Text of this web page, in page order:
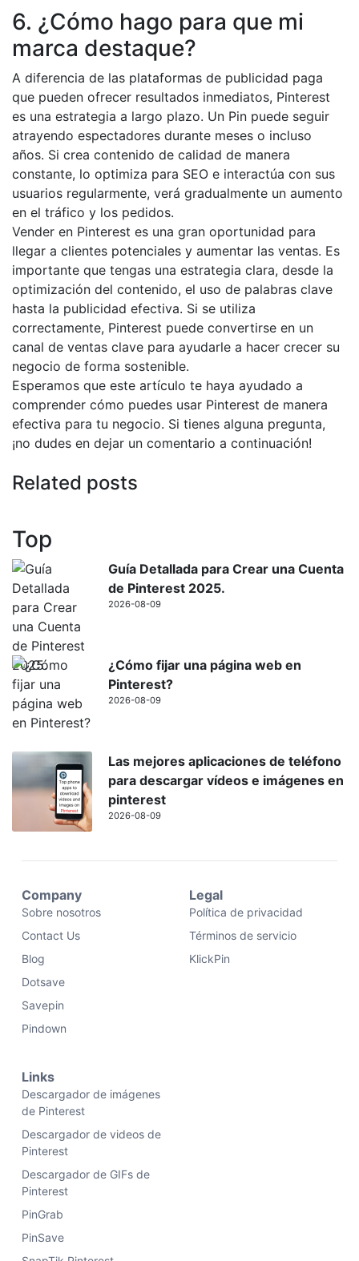
6. ¿Cómo hago para que mi
marca destaque?
A diferencia de las plataformas de publicidad paga
que pueden ofrecer resultados inmediatos, Pinterest
es una estrategia a largo plazo. Un Pin puede seguir
atrayendo espectadores durante meses o incluso
años. Si crea contenido de calidad de manera
constante, lo optimiza para SEO e interactúa con sus
usuarios regularmente, verá gradualmente un aumento
en el tráfico y los pedidos.
Vender en Pinterest es una gran oportunidad para
llegar a clientes potenciales y aumentar las ventas. Es
importante que tengas una estrategia clara, desde la
optimización del contenido, el uso de palabras clave
hasta la publicidad efectiva. Si se utiliza
correctamente, Pinterest puede convertirse en un
canal de ventas clave para ayudarle a hacer crecer su
negocio de forma sostenible.
Esperamos que este artículo te haya ayudado a
comprender cómo puedes usar Pinterest de manera
efectiva para tu negocio. Si tienes alguna pregunta,
¡no dudes en dejar un comentario a continuación!
Related posts
Top
Guía Detallada para Crear una Cuenta
de Pinterest 2025.
2026-08-09
¿Cómo fijar una página web en
Pinterest?
2026-08-09
Las mejores aplicaciones de teléfono
para descargar vídeos e imágenes en
pinterest
2026-08-09
Company
Sobre nosotros
Contact Us
Blog
Dotsave
Savepin
Pindown
Legal
Política de privacidad
Términos de servicio
KlickPin
Links
Descargador de imágenes
de Pinterest
Descargador de videos de
Pinterest
Descargador de GIFs de
Pinterest
PinGrab
PinSave